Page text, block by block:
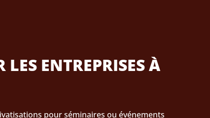
ENTREPRISES À
pour séminaires ou événements